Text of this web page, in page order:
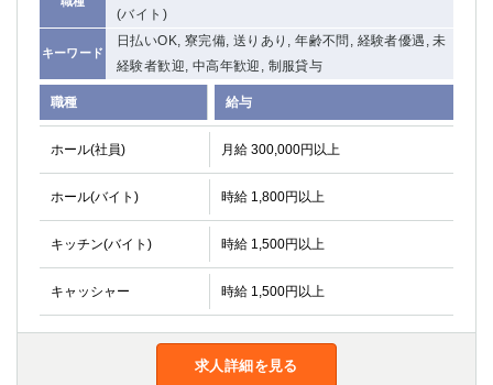
(バイト)
キーワード
日払いOK, 寮完備, 送りあり, 年齢不問, 経験者優遇, 未
経験者歓迎, 中高年歓迎, 制服貸与
職種 給与
ホール(社員) 月給 300,000円以上
ホール(バイト) 時給 1,800円以上
キッチン(バイト) 時給 1,500円以上
キャッシャー 時給 1,500円以上
求人詳細を見る